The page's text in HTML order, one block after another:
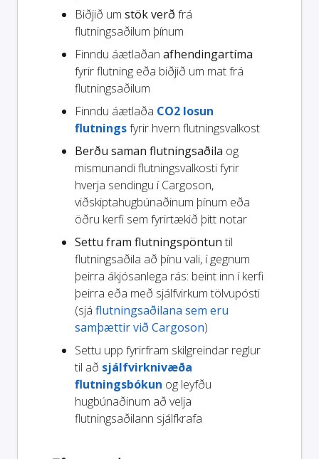
Biðjið um stök verð frá
flutningsaðilum þínum
Finndu áætlaðan afhendingartíma
fyrir flutning eða biðjið um mat frá
flutningsaðilum
Finndu áætlaða CO2 losun
flutningsfyrir hvern flutningsvalkost
Berðu saman flutningsaðila og
mismunandi flutningsvalkosti fyrir
hverja sendingu í Cargoson,
viðskiptahugbúnaðinum þínum eða
öðru kerfi sem fyrirtækið þitt notar
Settu fram flutningspöntun til
flutningsaðila að þínu vali, í gegnum
þeirra ákjósanlega rás: beint inn í kerfi
þeirra eða með sjálfvirkum tölvupósti
(sjá flutningsaðilana sem eru
samþættir við Cargoson)
Settu upp fyrirfram skilgreindar reglur
til að sjálfvirknivæða
flutningsbókun og leyfðu
hugbúnaðinum að velja
flutningsaðilann sjálfkrafa